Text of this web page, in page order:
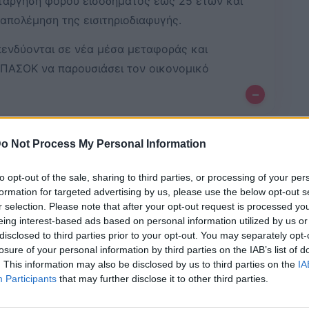
Not Process My Personal Information
opt-out of the sale, sharing to third parties, or processing of your
for targeted advertising by us, please use the below opt-out
selection. Please note that after your opt-out request is processed
interest-based ads based on personal information utilized by us
to third parties prior to your opt-out. You may separately
of your personal information by third parties on the IAB’s list of
This information may also be disclosed by us to third parties on the
Participants that may further disclose it to other third parties.
της εισιτηριοδιαφυγής.
σε νέα μέσα μεταφοράς και
να παρουσιάσει τον οικονομικό
–
Email
ο Γραμματέας της Πολιτικής
Κωνσταντίνος Κυρανάκης,
και ιστορική τακτική του,
φορολογούμενους, κάνοντας